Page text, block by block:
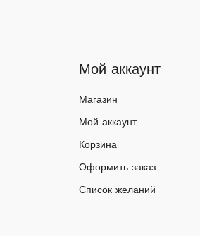
Мой аккаунт
Магазин
Мой аккаунт
Корзина
Оформить заказ
Список желаний